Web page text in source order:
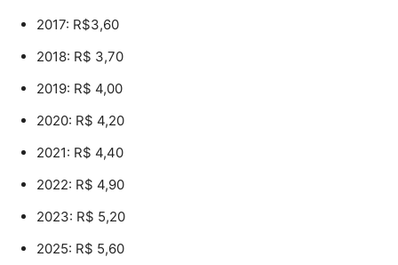
2017: R$3,60
2018: R$ 3,70
2019: R$ 4,00
2020: R$ 4,20
2021: R$ 4,40
2022: R$ 4,90
2023: R$ 5,20
2025: R$ 5,60